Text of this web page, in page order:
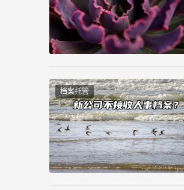
档案托管